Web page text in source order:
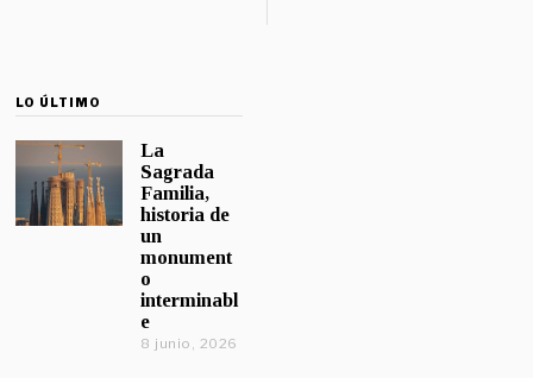
LO ÚLTIMO
La
Sagrada
Familia,
historia de
un
monument
o
interminabl
e
8 junio, 2026